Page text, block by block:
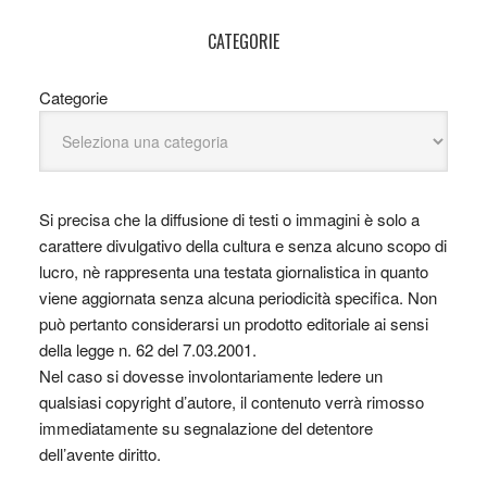
CATEGORIE
Categorie
Si precisa che la diffusione di testi o immagini è solo a
carattere divulgativo della cultura e senza alcuno scopo di
lucro, nè rappresenta una testata giornalistica in quanto
viene aggiornata senza alcuna periodicità specifica. Non
può pertanto considerarsi un prodotto editoriale ai sensi
della legge n. 62 del 7.03.2001.
Nel caso si dovesse involontariamente ledere un
qualsiasi copyright d’autore, il contenuto verrà rimosso
immediatamente su segnalazione del detentore
dell’avente diritto.